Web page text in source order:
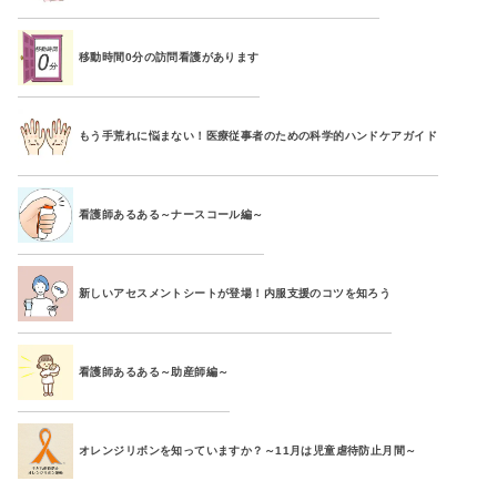
移動時間0分の訪問看護があります
もう手荒れに悩まない！医療従事者のための科学的ハンドケアガイド
看護師あるある～ナースコール編～
新しいアセスメントシートが登場！内服支援のコツを知ろう
看護師あるある～助産師編～
オレンジリボンを知っていますか？～11月は児童虐待防止月間～